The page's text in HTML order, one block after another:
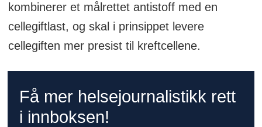
kombinerer et målrettet antistoff med en
cellegiftlast, og skal i prinsippet levere
cellegiften mer presist til kreftcellene.
Få mer helsejournalistikk rett
i innboksen!